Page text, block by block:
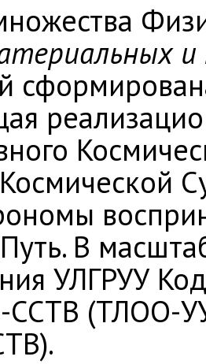
и
В
УЛГРУУ
ССТВ (ТЛОО-